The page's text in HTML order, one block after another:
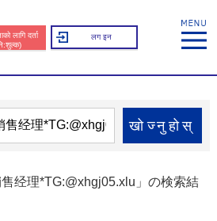
लागि दर्ता
लग इन
खोज्नुहोस्
售经理*TG:@xhgj05.xlu」の検索結